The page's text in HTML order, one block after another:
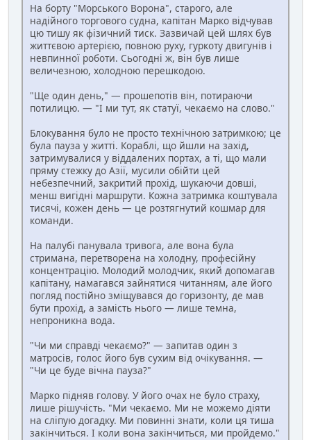
На борту "Морського Ворона", старого, але
надійного торгового судна, капітан Марко відчував
цю тишу як фізичний тиск. Зазвичай цей шлях був
життєвою артерією, повною руху, гуркоту двигунів і
невпинної роботи. Сьогодні ж, він був лише
величезною, холодною перешкодою.
"Ще один день," — прошепотів він, потираючи
потилицю. — "І ми тут, як статуї, чекаємо на слово."
Блокування було не просто технічною затримкою; це
була пауза у житті. Кораблі, що йшли на захід,
затримувалися у віддалених портах, а ті, що мали
пряму стежку до Азії, мусили обійти цей
небезпечний, закритий прохід, шукаючи довші,
менш вигідні маршрути. Кожна затримка коштувала
тисячі, кожен день — це розтягнутий кошмар для
команди.
На палубі панувала тривога, але вона була
стримана, перетворена на холодну, професійну
концентрацію. Молодий молодчик, який допомагав
капітану, намагався зайнятися читанням, але його
погляд постійно зміщувався до горизонту, де мав
бути прохід, а замість нього — лише темна,
непроникна вода.
"Чи ми справді чекаємо?" — запитав один з
матросів, голос його був сухим від очікування. —
"Чи це буде вічна пауза?"
Марко підняв голову. У його очах не було страху,
лише рішучість. "Ми чекаємо. Ми не можемо діяти
на сліпую догадку. Ми повинні знати, коли ця тиша
закінчиться. І коли вона закінчиться, ми пройдемо."